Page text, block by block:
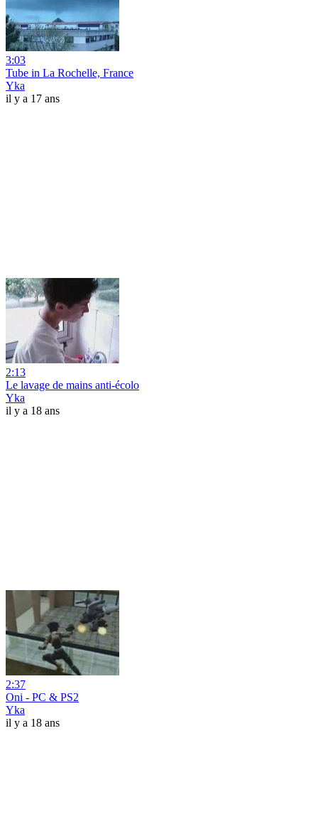
3:03
Tube in La Rochelle, France
Yka
il y a 17 ans
2:13
Le lavage de mains anti-écolo
Yka
il y a 18 ans
2:37
Oni - PC & PS2
Yka
il y a 18 ans